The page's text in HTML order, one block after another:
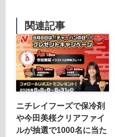
関連記事
ニチレイフーズで保冷剤
や今田美桜クリアファイ
ルが抽選で1000名に当た